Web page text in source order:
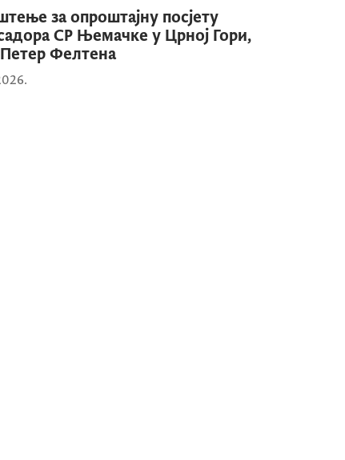
за опроштајну посјету
СР Њемачке у Црној Гори,
Фелтена